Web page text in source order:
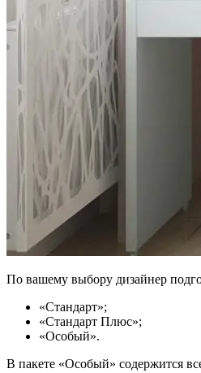
По вашему выбору дизайнер
«Стандарт»;
«Стандарт Плюс»;
«Особый».
В пакете «Особый» содержится